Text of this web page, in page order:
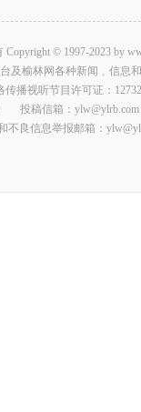
© 1997-2023 by
及榆林网各种新闻﹑信
播视听节目许可证：
投稿信箱：ylw@ylrb.com
良信息举报邮箱：